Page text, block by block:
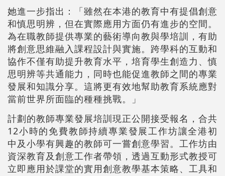
她進一步指出：「雖然在本港的教育中有提倡創意
和慎思明辨，但在實際應用方面仍有進步的空間。
為在職教師提供專業的藝術導向教與學培訓，有助
將創意思維融入課程設計與實施。跨學科的互動和
協作不僅有助提升教育水平，培育學生創造力、慎
思明辨等共通能力，同時也能促進教師之間的專業
發展和知識分享。這將更有效地幫助教育系統應對
當前世界所面臨的種種挑戰。」
計劃的教師專業發展培訓現正公開接受報名，合共
12小時的免費教師持續專業發展工作坊讓全港初
中及小學有興趣的教師可一嘗創意學習。工作坊由
資深教育及創意工作者帶領，透過互動形式教授可
立即應用於課堂的實用創意教學基本策略、工具和